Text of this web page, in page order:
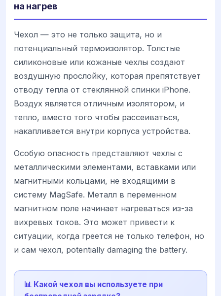
на нагрев
Чехол — это не только защита, но и
потенциальный термоизолятор. Толстые
силиконовые или кожаные чехлы создают
воздушную прослойку, которая препятствует
отводу тепла от стеклянной спинки iPhone.
Воздух является отличным изолятором, и
тепло, вместо того чтобы рассеиваться,
накапливается внутри корпуса устройства.
Особую опасность представляют чехлы с
металлическими элементами, вставками или
магнитными кольцами, не входящими в
систему MagSafe. Металл в переменном
магнитном поле начинает нагреваться из-за
вихревых токов. Это может привести к
ситуации, когда греется не только телефон, но
и сам чехол, potentially damaging the battery.
📊 Какой чехол вы используете при